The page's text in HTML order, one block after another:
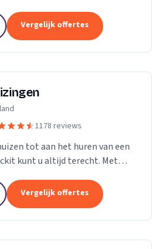
Vergelijk offertes
1178 reviews
tot aan het huren van een
kunt u altijd terecht. Met
heel Nederland.
Vergelijk offertes